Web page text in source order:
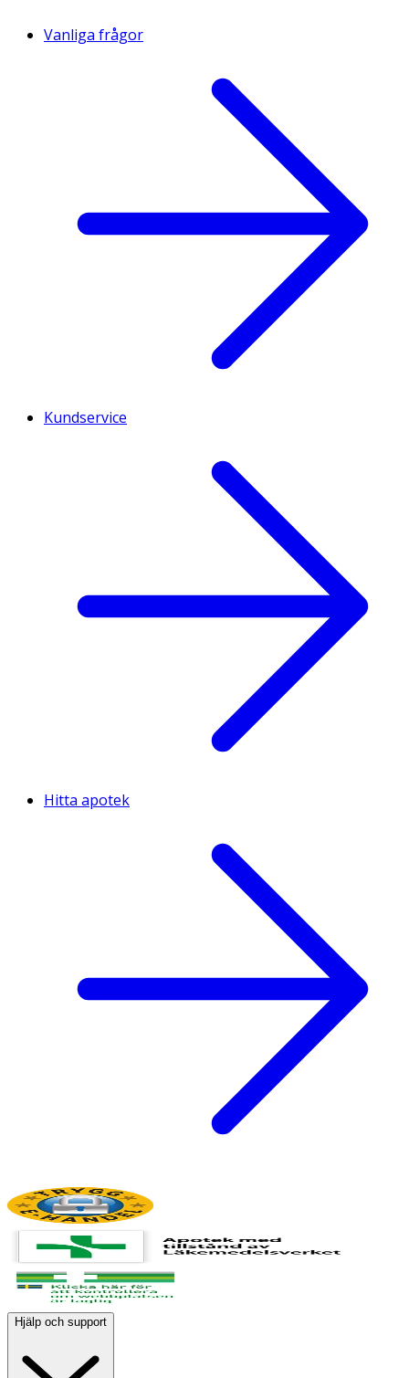
Vanliga frågor
Kundservice
Hitta apotek
Hjälp och support